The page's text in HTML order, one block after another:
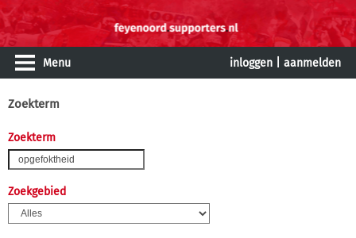
Menu inloggen aanmelden
Zoekterm
Zoekterm
Zoekgebied